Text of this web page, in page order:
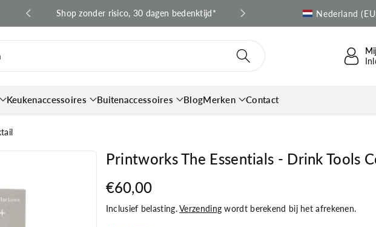
Shop zonder risico, 30 dagen bedenktijd* Snelle verzending | Altijd met
Nederland
Keukenaccessoires Buitenaccessoires BlogMerken Contact
Printworks The Essentials - Drink Tools
€60,00
Inclusief belasting.Verzending wordt berekend bij het afrekenen.